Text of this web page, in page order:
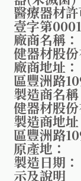
醫療器材
壹字第
廠商
健器材股
廠商
區豐洲路
製造商
健器材股
製造商
區豐洲路
原產
製造
示及說明